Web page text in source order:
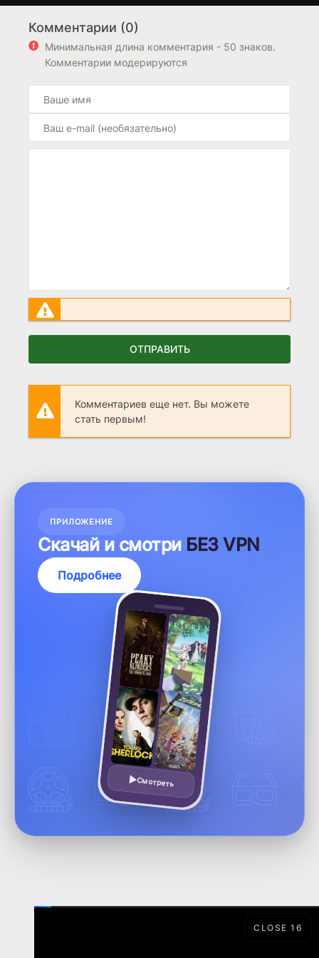
Великобритания. Блок "Похожие фильмы" находится
выше блока FAQ на странице.
Комментарии (0)
Минимальная длина комментария - 50 знаков.
Комментарии модерируются
ОТПРАВИТЬ
Комментариев еще нет. Вы можете
стать первым!
ПРИЛОЖЕНИЕ
Скачай и смотри БЕЗ VPN
Подробнее
Смотреть
CLOSE15